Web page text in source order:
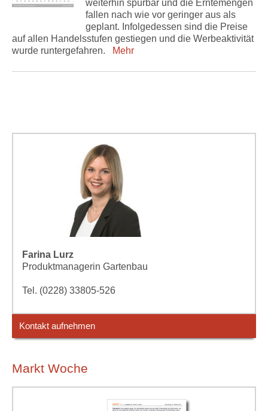
weiterhin spürbar und die Erntemengen
fallen nach wie vor geringer aus als
geplant. Infolgedessen sind die Preise
auf allen Handelsstufen gestiegen und die Werbeaktivität
wurde runtergefahren.
Mehr
Farina Lurz
Produktmanagerin Gartenbau
Tel. (0228) 33805-526
Kontakt aufnehmen
Markt Woche